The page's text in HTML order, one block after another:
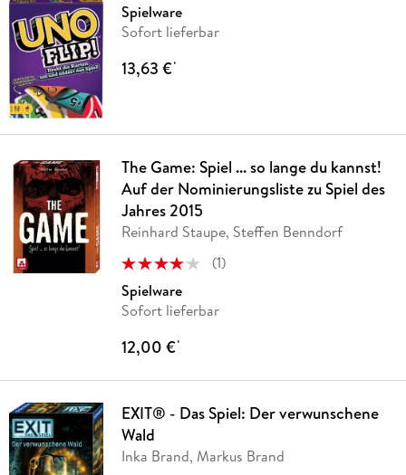
Spielware
Sofort lieferbar
13,63 €*
The Game: Spiel ... so lange du kannst!
Auf der Nominierungsliste zu Spiel des
Jahres 2015
Reinhard Staupe, Steffen Benndorf
(1)
Spielware
Sofort lieferbar
12,00 €*
EXIT® - Das Spiel: Der verwunschene
Wald
Inka Brand, Markus Brand